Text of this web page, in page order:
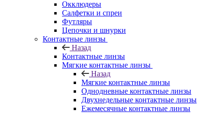
Окклюдеры
Салфетки и спреи
Футляры
Цепочки и шнурки
Контактные линзы
Назад
Контактные линзы
Мягкие контактные линзы
Назад
Мягкие контактные линзы
Однодневные контактные линзы
Двухнедельные контактные линзы
Ежемесячные контактные линзы